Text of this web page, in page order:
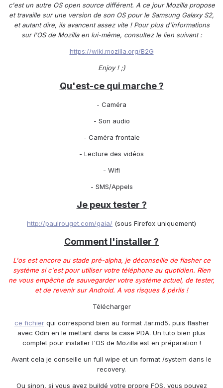
c'est un autre OS open source différent. A ce jour Mozilla propose
et travaille sur une version de son OS pour le Samsung Galaxy S2,
et autant dire, ils avancent assez vite ! Pour plus d'informations
sur l'OS de Mozilla en lui-même, consultez le lien suivant :
https://wiki.mozilla.org/B2G
Enjoy !;)
Qu'est-ce qui marche ?
- Caméra
- Son audio
- Caméra frontale
- Lecture des vidéos
- Wifi
- SMS/Appels
Je peux tester ?
http://paulrouget.com/gaia/ (sous Firefox uniquement)
Comment l'installer ?
L'os est encore au stade pré-alpha, je déconseille de flasher ce
système si c'est pour utiliser votre téléphone au quotidien. Rien
ne vous empêche de sauvegarder votre système actuel, de tester,
et de revenir sur Android. A vos risques & périls !
Télécharger
ce fichierqui correspond bien au format .tar.md5, puis flasher
avec Odin en le mettant dans la case PDA. Un tuto bien plus
complet pour installer l'OS de Mozilla est en préparation !
Avant cela je conseille un full wipe et un format /system dans le
recovery.
Ou sinon, si vous avez buildé votre propre FOS, vous pouvez